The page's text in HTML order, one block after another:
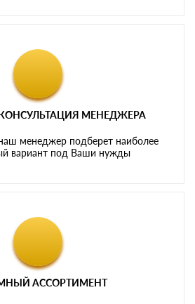
МЕНЕДЖЕРА
менеджер подберет наиболее
вариант под Ваши нужды
АССОРТИМЕНТ